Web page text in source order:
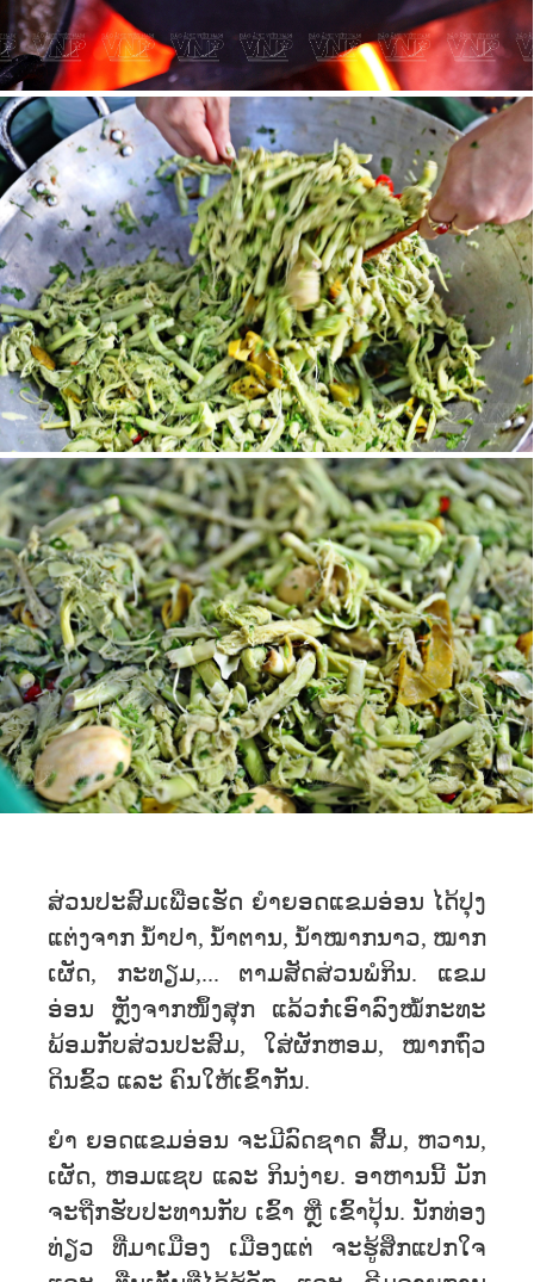
ສ່ວນປະສົມເພື່ອເຮັດ ຍຳຍອດແຂມອ່ອນ ໄດ້ປຸງ
ແຕ່ງຈາກ ນໍ້າປາ, ນໍ້າຕານ, ນໍ້າໝາກນາວ, ​ໝາກ​
ເຜັດ, ກະ​ທຽມ,... ຕາມສັດສ່ວນ​ພໍກິນ. ແຂມ
ອ່ອນ ຫຼັງ​ຈາກໜຶ້ງສຸກ ແລ້ວກໍ່ເອົາລົງໝໍ້ກະທະ
ພ້ອມກັບສ່ວນປະສົມ, ໃສ່ຜັກຫອມ, ໝາກຖົ່ວ
ດິນຂົ້ວ ແລະ ຄົນໃຫ້ເຂົ້າກັນ.
ຍຳ ຍອດແຂມອ່ອນ ຈະມີລົດຊາດ ສົ້ມ, ຫວານ,
ເຜັດ, ຫອມແຊບ ແລະ ກິນງ່າຍ. ອາຫານນີ້ ມັກ
ຈະຖືກຮັບປະທານກັບ ເຂົ້າ ຫຼື ເຂົ້າປຸ້ນ. ນັກ​ທ່ອງ​
ທ່ຽວ​ ທີ່​ມາ​ເມືອງ ເມືອງແຕ່ ​ຈະຮູ້ສຶກແປກໃຈ